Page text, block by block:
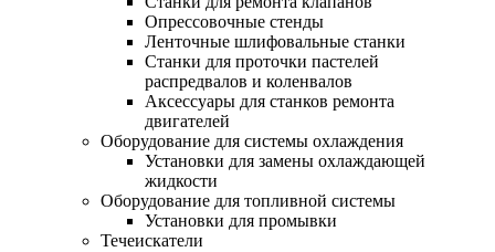
Опрессовочные стенды
Ленточные шлифовальные станки
Станки для проточки пастелей
распредвалов и коленвалов
Аксессуары для станков ремонта
двигателей
Оборудование для системы охлаждения
Установки для замены охлаждающей
жидкости
Оборудование для топливной системы
Установки для промывки
Течеискатели